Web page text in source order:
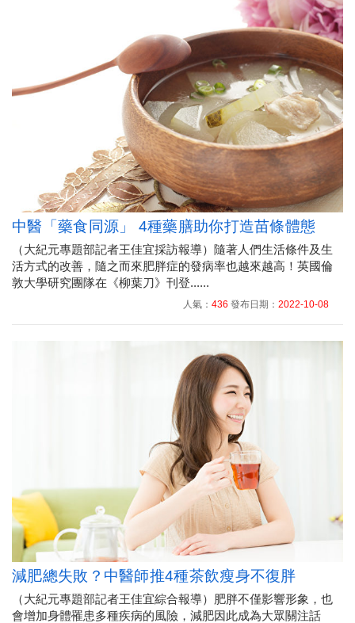
中醫「藥食同源」 4種藥膳助你打造苗條體態
（大紀元專題部記者王佳宜採訪報導）隨著人們生活條件及生
活方式的改善，隨之而來肥胖症的發病率也越來越高！英國倫
敦大學研究團隊在《柳葉刀》刊登......
人氣： 436 發布日期： 2022-10-08
減肥總失敗？中醫師推4種茶飲瘦身不復胖
（大紀元專題部記者王佳宜綜合報導）肥胖不僅影響形象，也
會增加身體罹患多種疾病的風險，減肥因此成為大眾關注話